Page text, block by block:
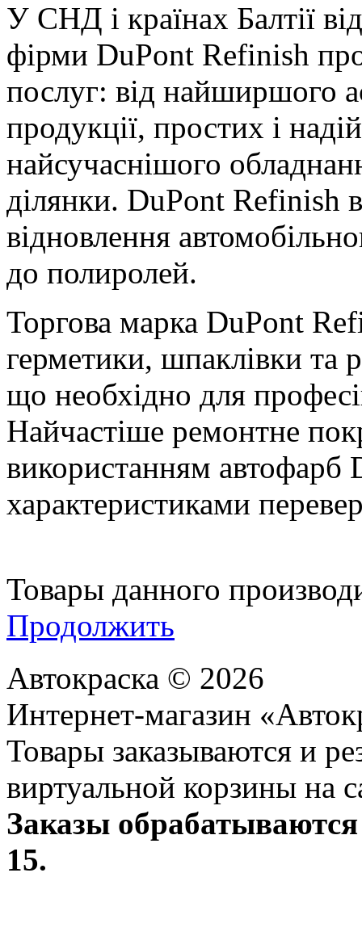
У СНД і країнах Балтії
фірми DuPont Refinish
послуг: від найширшого
продукції, простих і
найсучаснішого
ділянки. DuPont Refinish
відновлення
до полиролей.
Торгова марка DuPont
герметики, шпаклівки та
що необхідно для
Найчастіше ремонтне
використанням автофарб
характеристиками
Товары данного
Продолжить
Автокраска © 2026
Интернет-магазин
Товары заказываются и
виртуальной корзины на
Заказы
15.